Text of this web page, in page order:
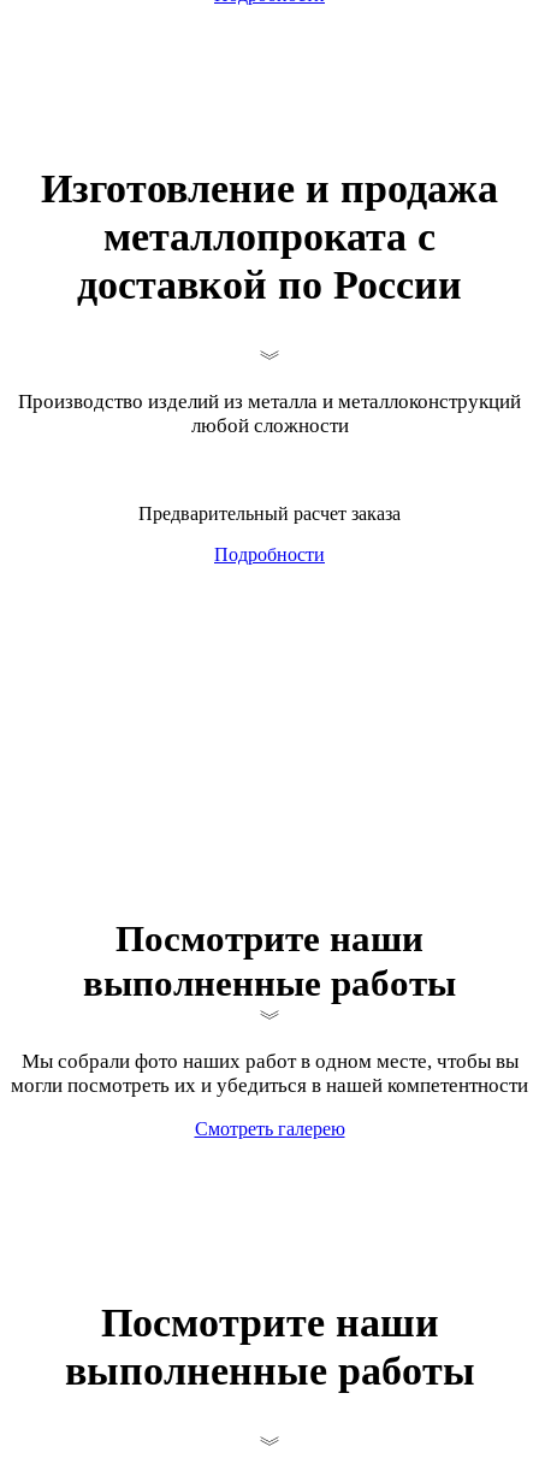
Изготовление и продажа
металлопроката с
доставкой по России
Производство изделий из металла и металлоконструкций
любой сложности
Предварительный расчет заказа
Подробности
Посмотрите наши
выполненные работы
Мы собрали фото наших работ в одном месте, чтобы вы
могли посмотреть их и убедиться в нашей компетентности
Смотреть галерею
Посмотрите наши
выполненные работы